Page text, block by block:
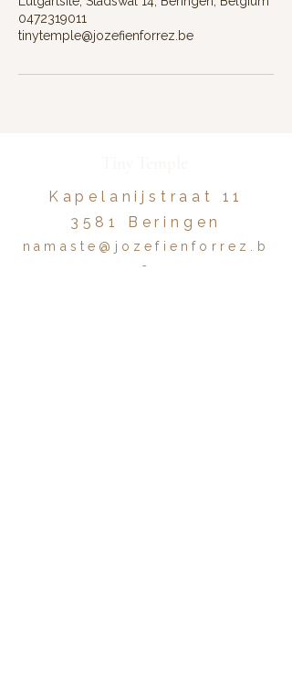
0472319011
tinytemple@jozefienforrez.be
Kapelanijstraat 11
3581 Beringen
namaste@jozefienforrez.b
e